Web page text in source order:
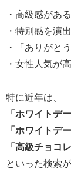
・高級感がある
・特別感を演
・「ありがと
・女性人気が
特に近年は、
「ホワイトデ
「ホワイトデ
「高級チョコ
といった検索